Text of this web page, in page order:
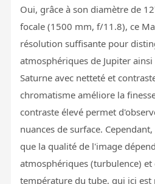
Oui, grâce à son diamètre de
focale (1500 mm, f/11.8), ce
résolution suffisante pour
atmosphériques de Jupiter
Saturne avec netteté et
chromatisme améliore la
contraste élevé permet
nuances de surface.
que la qualité de l'image
atmosphériques (turbulence) et
température du tube, qui ici est